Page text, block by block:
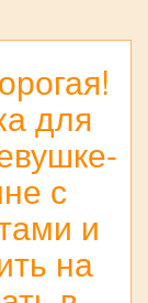
для
с
и
на